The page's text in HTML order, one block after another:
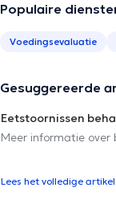
Populaire
Voedingsevaluatie
Gesuggereerde
Eetstoornissen
Meer informatie over
Lees het volledige artikel